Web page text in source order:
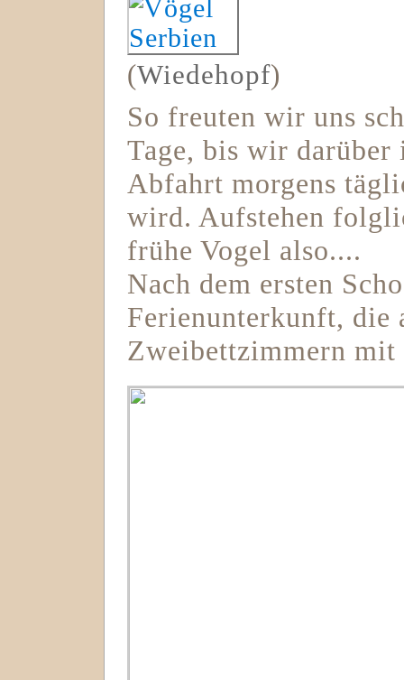
(Wiedehopf)
So freuten wir uns
Tage, bis wir
Abfahrt morgens
wird. Aufstehen
frühe Vogel also....
Nach dem ersten
Ferienunterkunft, die
Zweibettzimmern mit